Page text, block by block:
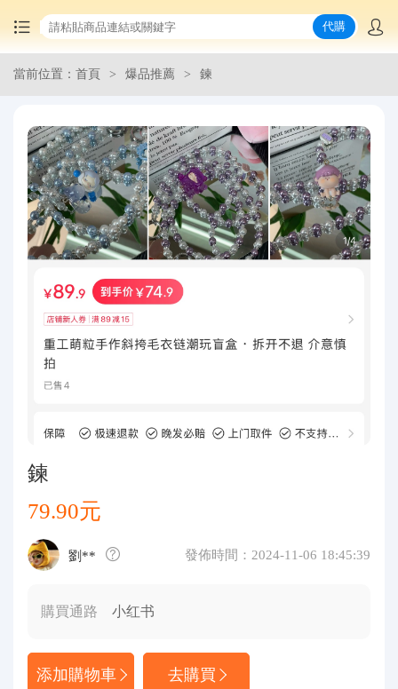
首頁
中國商品代購
集運服務
爆品推薦
最新公告
物流資訊
代購
當前位置：首頁 爆品推薦 鍊
鍊
79.90元
劉** 發佈時間：2024-11-06 18:45:39
購買通路 小红书
添加購物車 去購買